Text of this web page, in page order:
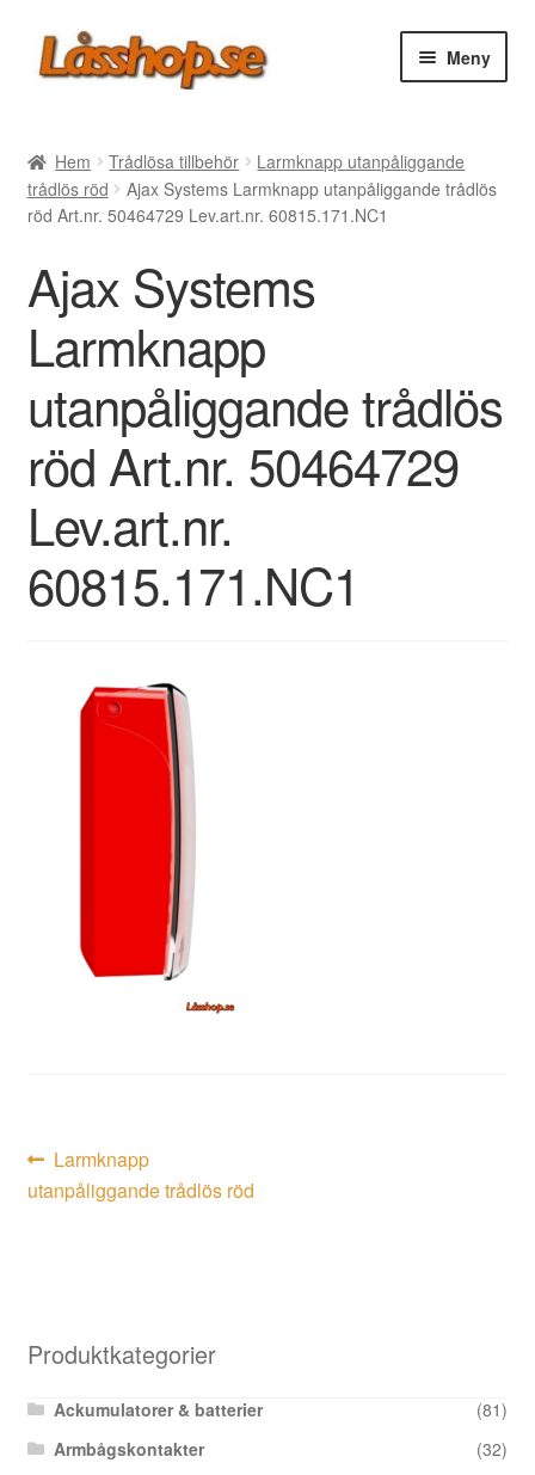
Hoppa
till
Hoppa
till
Meny
Rea
Villkor
Vanliga frågor
Forum/Manualer/Råd
Support
Hem Trådlösa tillbehör
Larmknapp utanpåliggande
trådlös röd
Ajax Systems Larmknapp utanpåliggande trådlös
röd Art.nr. 50464729 Lev.art.nr. 60815.171.NC1
Ajax Systems
Larmknapp
utanpåliggande trådlös
röd Art.nr. 50464729
Lev.art.nr.
60815.171.NC1
Inläggsnavigering
Föregående
inlägg:
Larmknapp
utanpåliggande trådlös röd
Produktkategorier
Ackumulatorer & batterier
(81)
Armbågskontakter
(32)